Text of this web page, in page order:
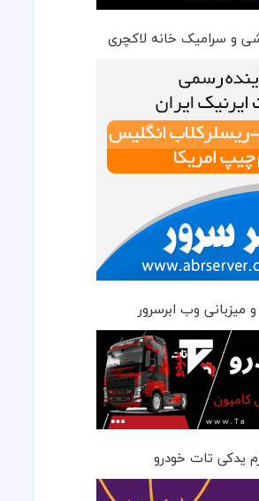
و سرامیک خانه لاکچری
وب ابرسرور
یدکی تات خودرو